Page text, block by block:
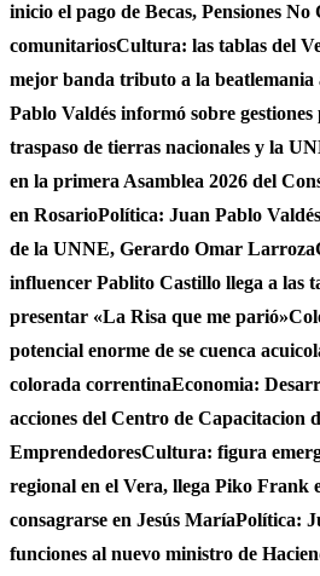
inicio el pago de Becas, Pensiones
comunitariosCultura: las tablas del
mejor banda tributo a la beatlemania
Pablo Valdés informó sobre
traspaso de tierras nacionales y la
en la primera Asamblea 2026 del
en RosarioPolítica: Juan Pablo
de la UNNE, Gerardo Omar Larroza
influencer Pablito Castillo llega a las
presentar «La Risa que me parió»
potencial enorme de se cuenca
colorada correntinaEconomia:
acciones del Centro de Capacitacion
EmprendedoresCultura: figura
regional en el Vera, llega Piko Frank
consagrarse en Jesús MaríaPolítica:
funciones al nuevo ministro de